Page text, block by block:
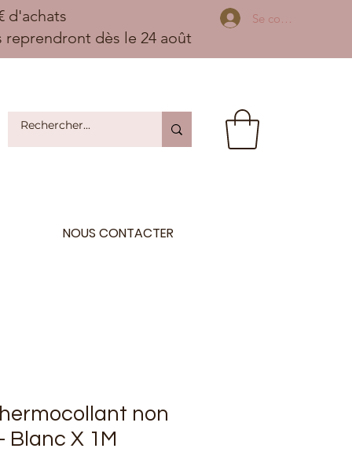
d'achats
dès le 24 août
Se connecter
NOUS CONTACTER
non
Blanc X 1M